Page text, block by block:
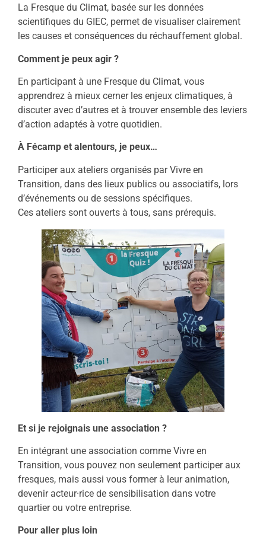
La Fresque du Climat, basée sur les données
scientifiques du GIEC, permet de visualiser clairement
les causes et conséquences du réchauffement global.
Comment je peux agir ?
En participant à une Fresque du Climat, vous
apprendrez à mieux cerner les enjeux climatiques, à
discuter avec d’autres et à trouver ensemble des leviers
d’action adaptés à votre quotidien.
À Fécamp et alentours, je peux…
Participer aux ateliers organisés par Vivre en
Transition, dans des lieux publics ou associatifs, lors
d’événements ou de sessions spécifiques.
Ces ateliers sont ouverts à tous, sans prérequis.
Et si je rejoignais une association ?
En intégrant une association comme Vivre en
Transition, vous pouvez non seulement participer aux
fresques, mais aussi vous former à leur animation,
devenir acteur·rice de sensibilisation dans votre
quartier ou votre entreprise.
Pour aller plus loin